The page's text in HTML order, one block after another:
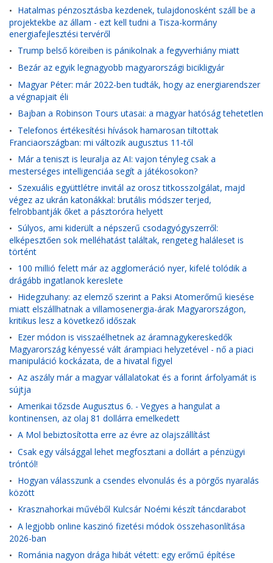
• Hatalmas pénzosztásba kezdenek, tulajdonosként száll be a
projektekbe az állam - ezt kell tudni a Tisza-kormány
energiafejlesztési tervéről
• Trump belső köreiben is pánikolnak a fegyverhiány miatt
• Bezár az egyik legnagyobb magyarországi bicikligyár
• Magyar Péter: már 2022-ben tudták, hogy az energiarendszer
a végnapjait éli
• Bajban a Robinson Tours utasai: a magyar hatóság tehetetlen
• Telefonos értékesítési hívások hamarosan tiltottak
Franciaországban: mi változik augusztus 11-től
• Már a teniszt is leuralja az AI: vajon tényleg csak a
mesterséges intelligenciáa segít a játékosokon?
• Szexuális együttlétre invitál az orosz titkosszolgálat, majd
végez az ukrán katonákkal: brutális módszer terjed,
felrobbantják őket a pásztoróra helyett
• Súlyos, ami kiderült a népszerű csodagyógyszerről:
elképesztően sok melléhatást találtak, rengeteg haláleset is
történt
• 100 millió felett már az agglomeráció nyer, kifelé tolódik a
drágább ingatlanok kereslete
• Hidegzuhany: az elemző szerint a Paksi Atomerőmű kiesése
miatt elszállhatnak a villamosenergia-árak Magyarországon,
kritikus lesz a következő időszak
• Ezer módon is visszaélhetnek az áramnagykereskedők
Magyarország kényessé vált árampiaci helyzetével - nő a piaci
manipuláció kockázata, de a hivatal figyel
• Az aszály már a magyar vállalatokat és a forint árfolyamát is
sújtja
• Amerikai tőzsde Augusztus 6. - Vegyes a hangulat a
kontinensen, az olaj 81 dollárra emelkedett
• A Mol bebiztosította erre az évre az olajszállítást
• Csak egy válsággal lehet megfosztani a dollárt a pénzügyi
tróntól!
• Hogyan válasszunk a csendes elvonulás és a pörgős nyaralás
között
• Krasznahorkai művéből Kulcsár Noémi készít táncdarabot
• A legjobb online kaszinó fizetési módok összehasonlítása
2026-ban
• Románia nagyon drága hibát vétett: egy erőmű építése